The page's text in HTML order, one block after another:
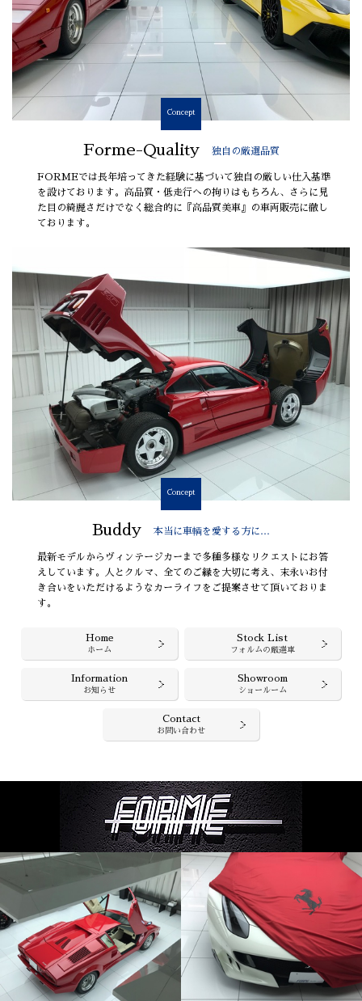
Concept
Forme-Quality 独自の厳選品質
FORMEでは長年培ってきた経験に基づいて独自の厳しい仕入基準
を設けております。高品質・低走行への拘りはもちろん、さらに見
た目の綺麗さだけでなく総合的に『高品質美車』の車両販売に徹し
ております。
Concept
Buddy 本当に車輌を愛する方に…
最新モデルからヴィンテージカーまで多種多様なリクエストにお答
えしています。人とクルマ、全てのご縁を大切に考え、末永いお付
き合いをいただけるようなカーライフをご提案させて頂いておりま
す。
Home
ホーム
Stock List
フォルムの厳選車
Information
お知らせ
Showroom
ショールーム
Contact
お問い合わせ